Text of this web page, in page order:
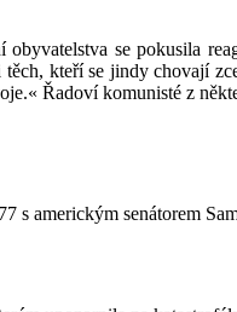
se pokusila
kteří se jindy chovají
Řadoví komunisté z
s americkým senátorem